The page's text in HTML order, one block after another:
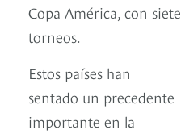
Copa América, con siete
torneos.
Estos países han
sentado un precedente
importante en la